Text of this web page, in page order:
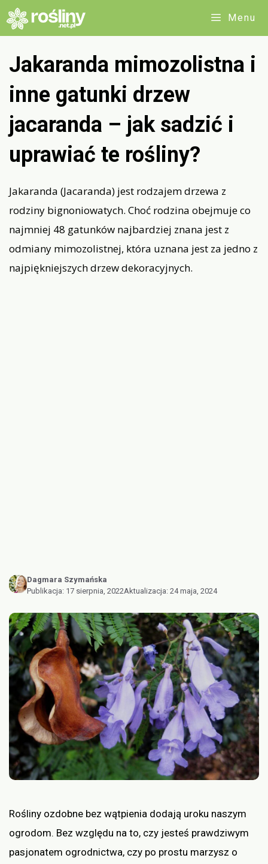
Przejdź
do
Menu
Jakaranda mimozolistna i
inne gatunki drzew
jacaranda – jak sadzić i
uprawiać te rośliny?
Jakaranda (Jacaranda) jest rodzajem drzewa z
rodziny bignoniowatych. Choć rodzina obejmuje co
najmniej 48 gatunków najbardziej znana jest z
odmiany mimozolistnej, która uznana jest za jedno z
najpiękniejszych drzew dekoracyjnych.
Dagmara Szymańska
Publikacja: 17 sierpnia, 2022Aktualizacja: 24 maja, 2024
Rośliny ozdobne bez wątpienia dodają uroku naszym
ogrodom. Bez względu na to, czy jesteś prawdziwym
pasjonatem ogrodnictwa, czy po prostu marzysz o